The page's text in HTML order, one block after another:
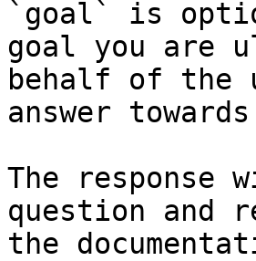
`goal` is
goal you are
behalf of the
answer
The
question and
the